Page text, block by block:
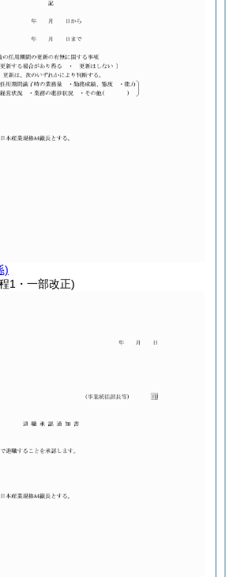
)
1・一部改正)